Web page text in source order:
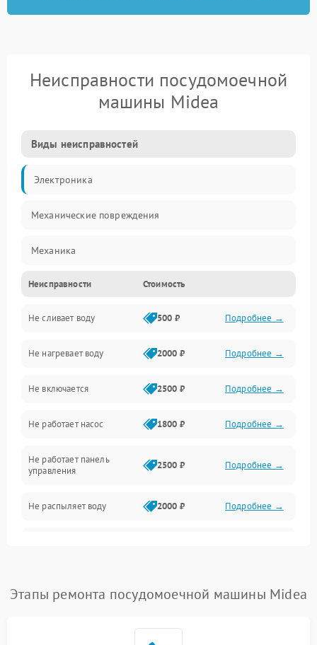
Неисправности посудомоечной
машины Midea
Виды неисправностей
Электроника
Механические повреждения
Механика
Управление
Электропитание
Датчики
Нагрев
Вода
Гигиена
Программное обеспечение
Неисправности Стоимость
Не сливает воду 500 ₽ Подробнее →
Не нагревает воду 2000 ₽ Подробнее →
Не включается 2500 ₽ Подробнее →
Не работает насос 1800 ₽ Подробнее →
Не работает панель
управления
2500 ₽ Подробнее →
Не распыляет воду 2000 ₽ Подробнее →
воды
1800 ₽ Подробнее →
Этапы ремонта посудомоечной машины Midea